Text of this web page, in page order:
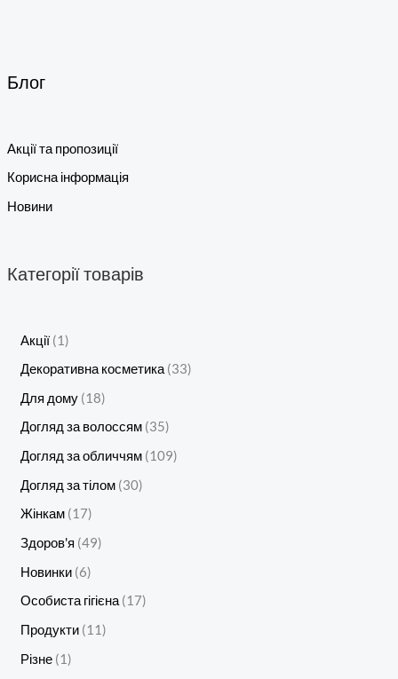
Блог
Акції та пропозиції
Корисна інформація
Новини
Категорії товарів
Акції 1
Декоративна косметика 33
Для дому 18
Догляд за волоссям 35
Догляд за обличчям 109
Догляд за тілом 30
Жінкам 17
Здоров'я 49
Новинки 6
Особиста гігієна 17
Продукти 11
Різне 1